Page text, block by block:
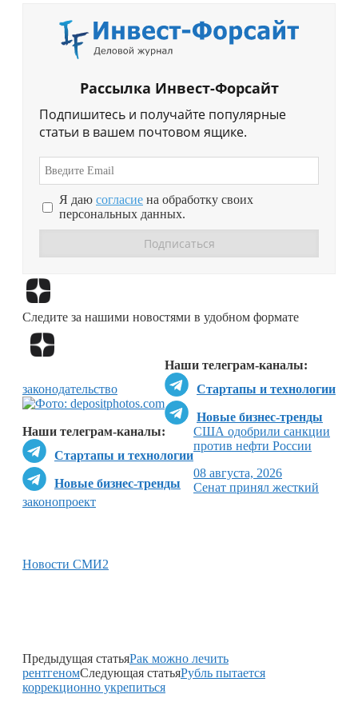
Рассылка Инвест-Форсайт
Подпишитесь и получайте популярные
статьи в вашем почтовом ящике.
Я даю согласие на обработку своих
персональных данных.
Следите за нашими новостями в удобном формате
Наши телеграм-каналы:
Стартапы и технологии
Новые бизнес-тренды
Наши телеграм-каналы:
Стартапы и технологии
Новые бизнес-тренды
законодательство
США одобрили санкции
против нефти России
08 августа, 2026
Сенат принял жесткий
законопроект
Новости СМИ2
Предыдущая статьяРак можно лечить
рентгеномСледующая статьяРубль пытается
коррекционно укрепиться